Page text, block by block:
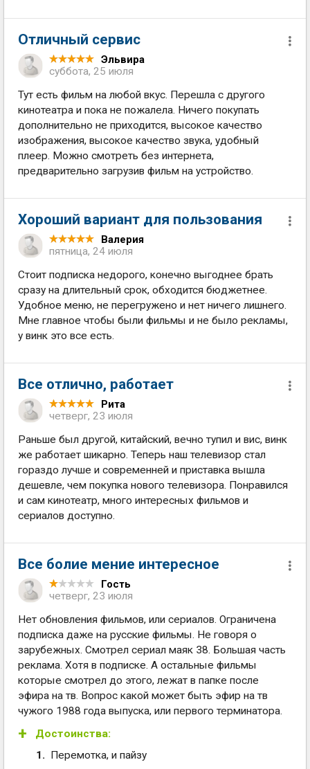
Отличный сервис
Эльвира
суббота, 25 июля
Тут есть фильм на любой вкус. Перешла с другого
кинотеатра и пока не пожалела. Ничего покупать
дополнительно не приходится, высокое качество
изображения, высокое качество звука, удобный
плеер. Можно смотреть без интернета,
предварительно загрузив фильм на устройство.
Хороший вариант для пользования
Валерия
пятница, 24 июля
Стоит подписка недорого, конечно выгоднее брать
сразу на длительный срок, обходится бюджетнее.
Удобное меню, не перегружено и нет ничего лишнего.
Мне главное чтобы были фильмы и не было рекламы,
у винк это все есть.
Все отлично, работает
Рита
четверг, 23 июля
Раньше был другой, китайский, вечно тупил и вис, винк
же работает шикарно. Теперь наш телевизор стал
гораздо лучше и современней и приставка вышла
дешевле, чем покупка нового телевизора. Понравился
и сам кинотеатр, много интересных фильмов и
сериалов доступно.
Все болие мение интересное
Гость
четверг, 23 июля
Нет обновления фильмов, или сериалов. Ограничена
подписка даже на русские фильмы. Не говоря о
зарубежных. Смотрел сериал маяк 38. Большая часть
реклама. Хотя в подписке. А остальные фильмы
которые смотрел до этого, лежат в папке после
эфира на тв. Вопрос какой может быть эфир на тв
чужого 1988 года выпуска, или первого терминатора.
Достоинства:
Перемотка, и пайзу